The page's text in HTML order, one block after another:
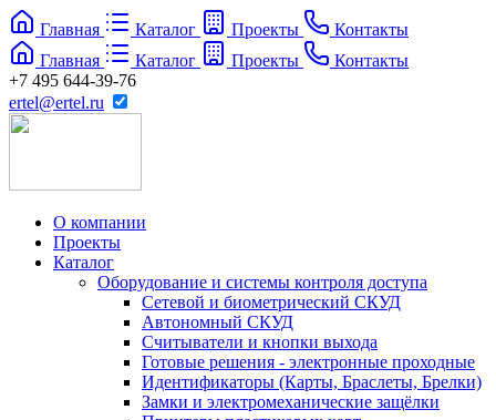
Главная Каталог Проекты
Контакты
Главная
Каталог Проекты
Контакты
+7 495 644-39-76
ertel@ertel.ru
О компании
Проекты
Каталог
Оборудование и системы контроля доступа
Сетевой и биометрический СКУД
Автономный СКУД
Считыватели и кнопки выхода
Готовые решения - электронные проходные
Идентификаторы (Карты, Браслеты, Брелки)
Замки и электромеханические защёлки